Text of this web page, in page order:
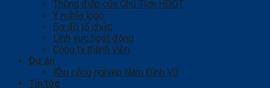
Thông điệp của Chủ Tịch HĐQT
Ý nghĩa logo
Sơ đồ tổ chức
Lĩnh vực hoạt động
Công ty thành viên
Dự án
Khu công nghiệp Nam Đình Vũ
Tin tức